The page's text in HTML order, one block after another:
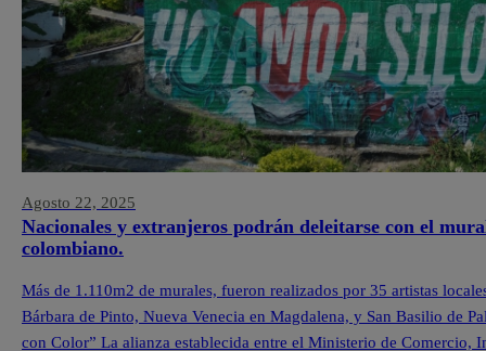
Agosto 22, 2025
Nacionales y extranjeros podrán deleitarse con el
colombiano.
Más de 1.110m2 de murales, fueron realizados por 35 artistas
Bárbara de Pinto, Nueva Venecia en Magdalena, y San Basilio de
con Color” La alianza establecida entre el Ministerio de